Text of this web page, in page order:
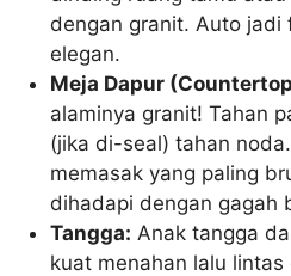
dengan granit. Auto jadi
elegan.
Meja Dapur
alaminya granit! Tahan
(jika di-seal) tahan
memasak yang paling
dihadapi dengan gagah
Tangga: Anak tangga
kuat menahan lalu